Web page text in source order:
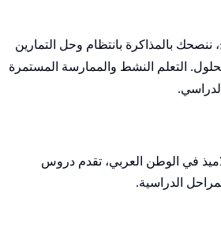
بالمذاكرة بانتظام وحل التمارين
التعلم النشط والممارسة المستمرة
في الوطن العربي، تقدم دروس
الدراسية.